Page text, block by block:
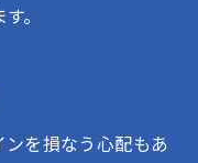
。
を損なう心配もあ